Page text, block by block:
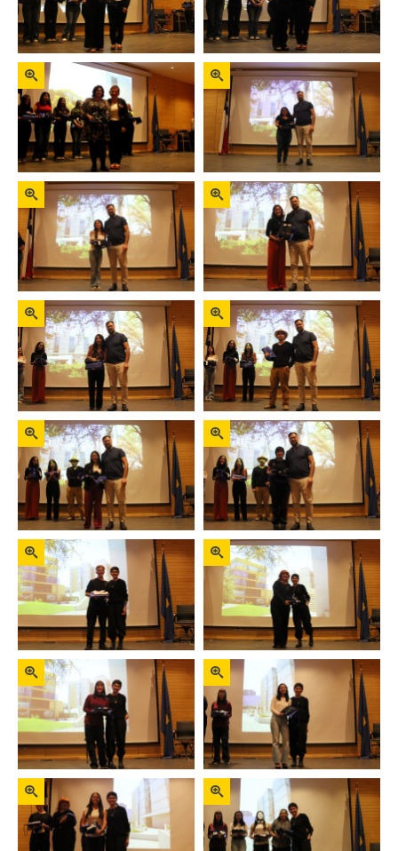
Zoom Zoom
Zoom Zoom
Zoom Zoom
Zoom Zoom
Zoom Zoom
Zoom Zoom
Zoom Zoom